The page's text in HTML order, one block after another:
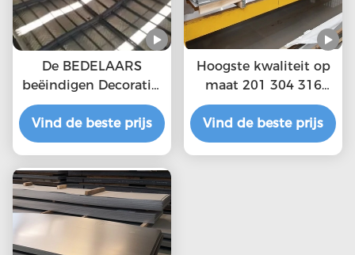
De BEDELAARS
beëindigen Decoratief
316 die Ss Bladmetaal
4x8 aan Grootte
1000mm Breedte
Vind de beste prijs
Hoogste kwaliteit op
maat 201 304 316
roestvrij staalplaten
Vind de beste prijs